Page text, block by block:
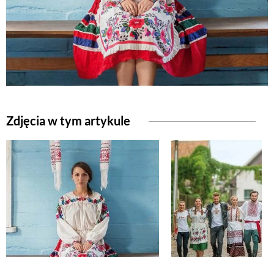
Zdjęcia w tym artykule
NATURALNIE
URODA
DLA DOMU
EKO ŻYCIE
PRZYRODA